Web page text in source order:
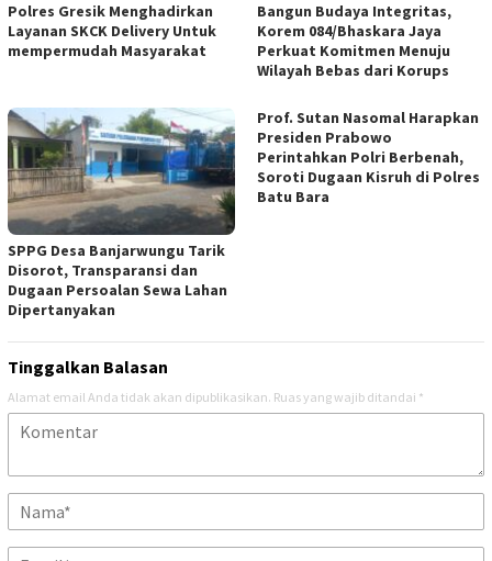
Polres Gresik Menghadirkan
Layanan SKCK Delivery Untuk
mempermudah Masyarakat
Bangun Budaya Integritas,
Korem 084/Bhaskara Jaya
Perkuat Komitmen Menuju
Wilayah Bebas dari Korups
SPPG Desa Banjarwungu Tarik
Disorot, Transparansi dan
Dugaan Persoalan Sewa Lahan
Dipertanyakan
Prof. Sutan Nasomal Harapkan
Presiden Prabowo
Perintahkan Polri Berbenah,
Soroti Dugaan Kisruh di Polres
Batu Bara
Tinggalkan Balasan
Alamat email Anda tidak akan dipublikasikan. Ruas yang wajib ditandai *